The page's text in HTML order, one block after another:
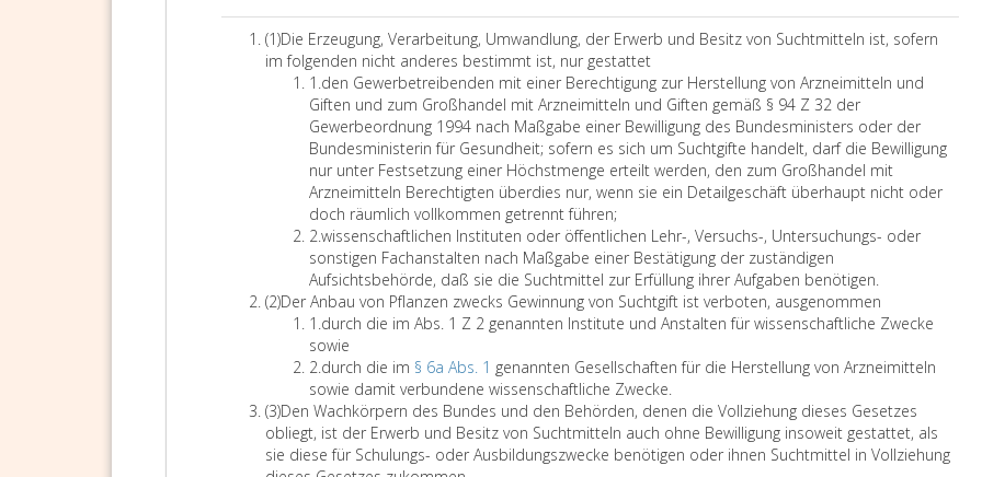
i
E
i
n
z
g
S
u
c
h
t
i
k
o
e
t
u
n
g
e
n
,
d
i
e
d
u
c
h
d
a
s
t
e
r
i
n
f
ü
r
G
e
s
u
n
d
h
e
i
t
F
t
e
s
u
n
t
e
l
e
g
e
a
c
h
M
d
S
t
o
f
f
e
u
n
d
Z
u
b
e
r
i
t
u
n
e
d
n
u
n
g
d
e
s
B
u
n
d
e
s
m
n
i
s
t
e
e
e
m
ä
ß
P
a
a
g
r
a
p
2
A
b
s
(1)A
b
Die Erzeugung, Verarbeitung, Umwandlung, der Erwerb und Besitz von Suchtmitteln ist, sofern
im folgenden nicht anderes bestimmt ist, nur gestattet
1.Z
i
f
f
e
r
e
i
n
s
den Gewerbetreibenden mit einer Berechtigung zur Herstellung von Arzneimitteln und
Giften und zum Großhandel mit Arzneimitteln und Giften gemäß § 94 Z 32 der
Gewerbeordnung 1994 nach Maßgabe einer Bewilligung des Bundesministers oder der
Bundesministerin für Gesundheit; sofern es sich um Suchtgifte handelt, darf die Bewilligung
nur unter Festsetzung einer Höchstmenge erteilt werden, den zum Großhandel mit
Arzneimitteln Berechtigten überdies nur, wenn sie ein Detailgeschäft überhaupt nicht oder
doch räumlich vollkommen getrennt führen;d
e
n
G
e
w
r
b
e
t
r
2.Z
i
f
f
e
r
2
wissenschaftlichen Instituten oder öffentlichen Lehr-, Versuchs-, Untersuchungs- oder
sonstigen Fachanstalten nach Maßgabe einer Bestätigung der zuständigen
Aufsichtsbehörde, daß sie die Suchtmittel zur Erfüllung ihrer Aufgaben benötigen.
(2)A
z
2
Der Anbau von Pflanzen zwecks Gewinnung von Suchtgift ist verboten, ausgenommen
1.Z
i
f
f
e
r
e
durch die im Abs. 1 Z 2 genannten Institute und Anstalten für wissenschaftliche Zwecke
sowie
u
c
h
d
2.Z
i
f
f
e
durch die im § 6a Abs. 1 genannten Gesellschaften für die Herstellung von Arzneimitteln
sowie damit verbundene wissenschaftliche Zwecke.
u
r
c
(3)A
b
s
Den Wachkörpern des Bundes und den Behörden, denen die Vollziehung dieses Gesetzes
obliegt, ist der Erwerb und Besitz von Suchtmitteln auch ohne Bewilligung insoweit gestattet, als
sie diese für Schulungs- oder Ausbildungszwecke benötigen oder ihnen Suchtmittel in Vollziehung